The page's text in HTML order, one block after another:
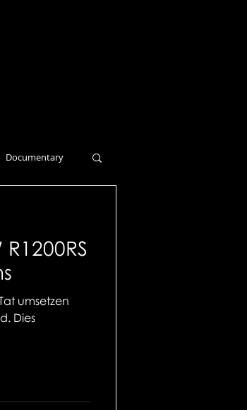
Documentary
umsetzen
Dies